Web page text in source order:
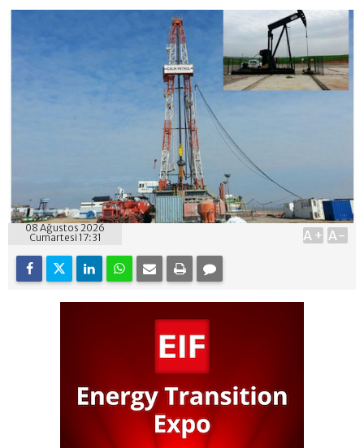
08 Ağustos 2026
Cumartesi 17:31
A+ A-